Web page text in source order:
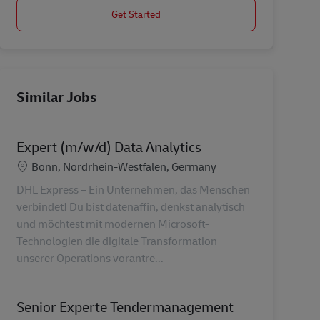
Get Started
Similar Jobs
Expert (m/w/d) Data Analytics
Location
Bonn, Nordrhein-Westfalen, Germany
DHL Express – Ein Unternehmen, das Menschen
verbindet! Du bist datenaffin, denkst analytisch
und möchtest mit modernen Microsoft-
Technologien die digitale Transformation
unserer Operations vorantre...
Senior Experte Tendermanagement